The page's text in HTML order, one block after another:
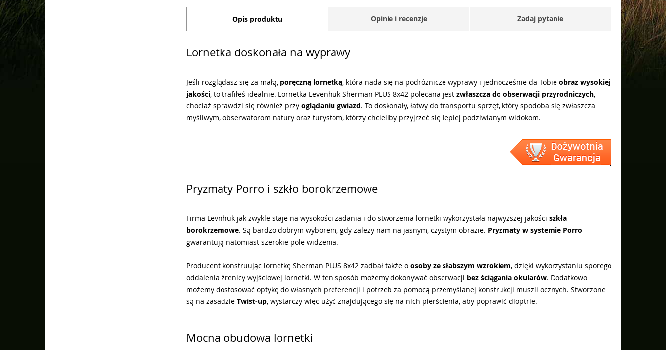
Opis produktu Opinie i recenzje Zadaj pytanie
Lornetka doskonała na wyprawy
Jeśli rozglądasz się za małą, poręczną lornetką, która nada się na podróżnicze wyprawy i jednocześnie da Tobie obraz wysokiej
jakości, to trafiłeś idealnie. Lornetka Levenhuk Sherman PLUS 8x42 polecana jest zwłaszcza do obserwacji przyrodniczych,
chociaż sprawdzi się również przy oglądaniu gwiazd. To doskonały, łatwy do transportu sprzęt, który spodoba się zwłaszcza
myśliwym, obserwatorom natury oraz turystom, którzy chcieliby przyjrzeć się lepiej podziwianym widokom.
Pryzmaty Porro i szkło borokrzemowe
Firma Levnhuk jak zwykle staje na wysokości zadania i do stworzenia lornetki wykorzystała najwyższej jakości szkła
borokrzemowe. Są bardzo dobrym wyborem, gdy zależy nam na jasnym, czystym obrazie. Pryzmaty w systemie Porro
gwarantują natomiast szerokie pole widzenia.
Producent konstruując lornetkę Sherman PLUS 8x42 zadbał także o osoby ze słabszym wzrokiem, dzięki wykorzystaniu sporego
oddalenia źrenicy wyjściowej lornetki. W ten sposób możemy dokonywać obserwacji bez ściągania okularów. Dodatkowo
możemy dostosować optykę do własnych preferencji i potrzeb za pomocą przemyślanej konstrukcji muszli ocznych. Stworzone
są na zasadzie Twist-up, wystarczy więc użyć znajdującego się na nich pierścienia, aby poprawić dioptrie.
Mocna obudowa lornetki